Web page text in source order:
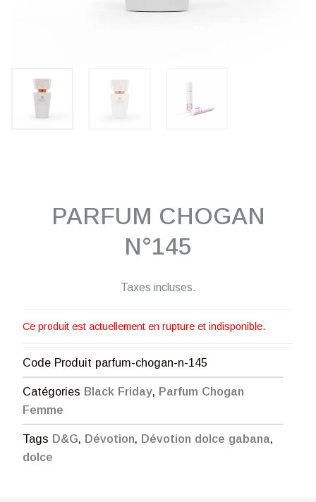
PARFUM CHOGAN
N°145
Taxes incluses.
Ce produit est actuellement en rupture et indisponible.
Code Produit parfum-chogan-n-145
Catégories Black Friday, Parfum Chogan
Femme
Tags D&G, Dévotion, Dévotion dolce gabana,
dolce